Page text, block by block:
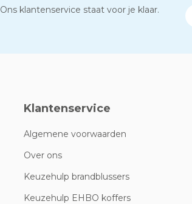
Ons klantenservice staat voor je klaar.
Klantenservice
Algemene voorwaarden
Over ons
Keuzehulp brandblussers
Keuzehulp EHBO koffers